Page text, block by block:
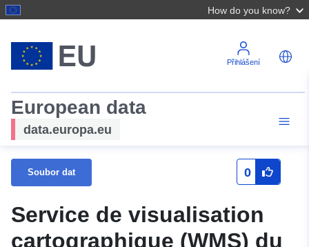
How do you know?
Přihlášení
European data
data.europa.eu
Soubor dat 0
Service de visualisation
cartographique (WMS) du